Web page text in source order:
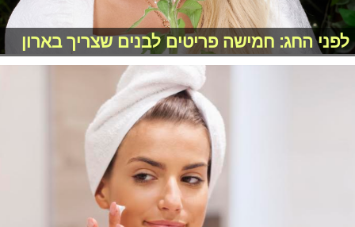
לפני החג: חמישה פריטים לבנים שצריך בארון